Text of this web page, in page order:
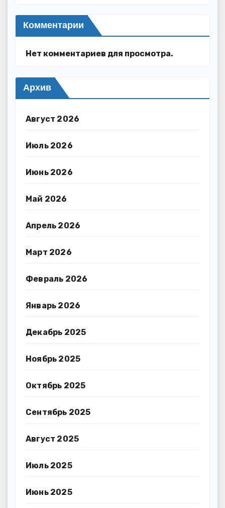
Комментарии
Нет комментариев для просмотра.
Архив
Август 2026
Июль 2026
Июнь 2026
Май 2026
Апрель 2026
Март 2026
Февраль 2026
Январь 2026
Декабрь 2025
Ноябрь 2025
Октябрь 2025
Сентябрь 2025
Август 2025
Июль 2025
Июнь 2025